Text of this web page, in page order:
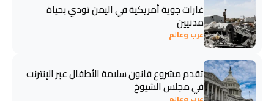
غارات جوية أمريكية في اليمن تودي بحياة
مدنيين
عرب وعالم
تقدم مشروع قانون سلامة الأطفال عبر الإنترنت
في مجلس الشيوخ